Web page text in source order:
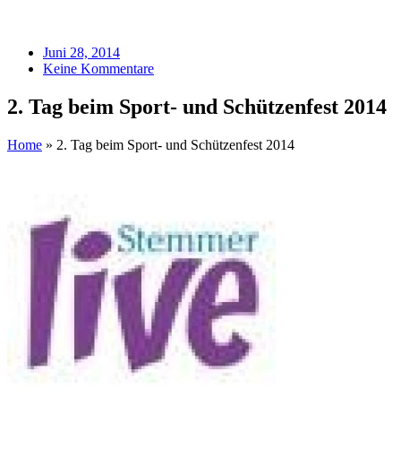
Juni 28, 2014
Keine Kommentare
2. Tag beim Sport- und Schützenfest 2014
Home » 2. Tag beim Sport- und Schützenfest 2014